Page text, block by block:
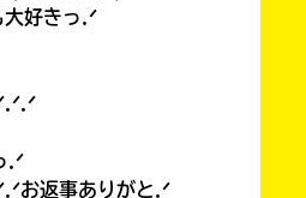
大好きっ.ᐟ
.ᐟ
お返事ありがと.ᐟ